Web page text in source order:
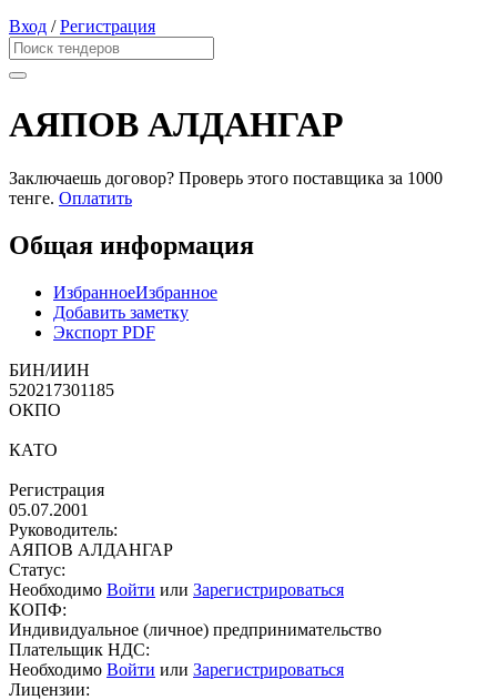
Вход /Регистрация
АЯПОВ АЛДАНГАР
Заключаешь договор? Проверь этого поставщика за 1000
тенге. Оплатить
Общая информация
ИзбранноеИзбранное
Добавить заметку
Экспорт PDF
БИН/ИИН
520217301185
ОКПО
КАТО
Регистрация
05.07.2001
Руководитель:
АЯПОВ АЛДАНГАР
Статус:
Необходимо Войти или Зарегистрироваться
КОПФ:
Индивидуальное (личное) предпринимательство
Плательщик НДС:
Необходимо Войти или Зарегистрироваться
Лицензии: